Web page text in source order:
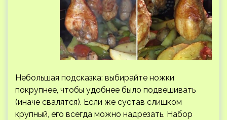
Небольшая подсказка: выбирайте ножки
покрупнее, чтобы удобнее было подвешивать
(иначе свалятся). Если же сустав слишком
крупный, его всегда можно надрезать. Набор